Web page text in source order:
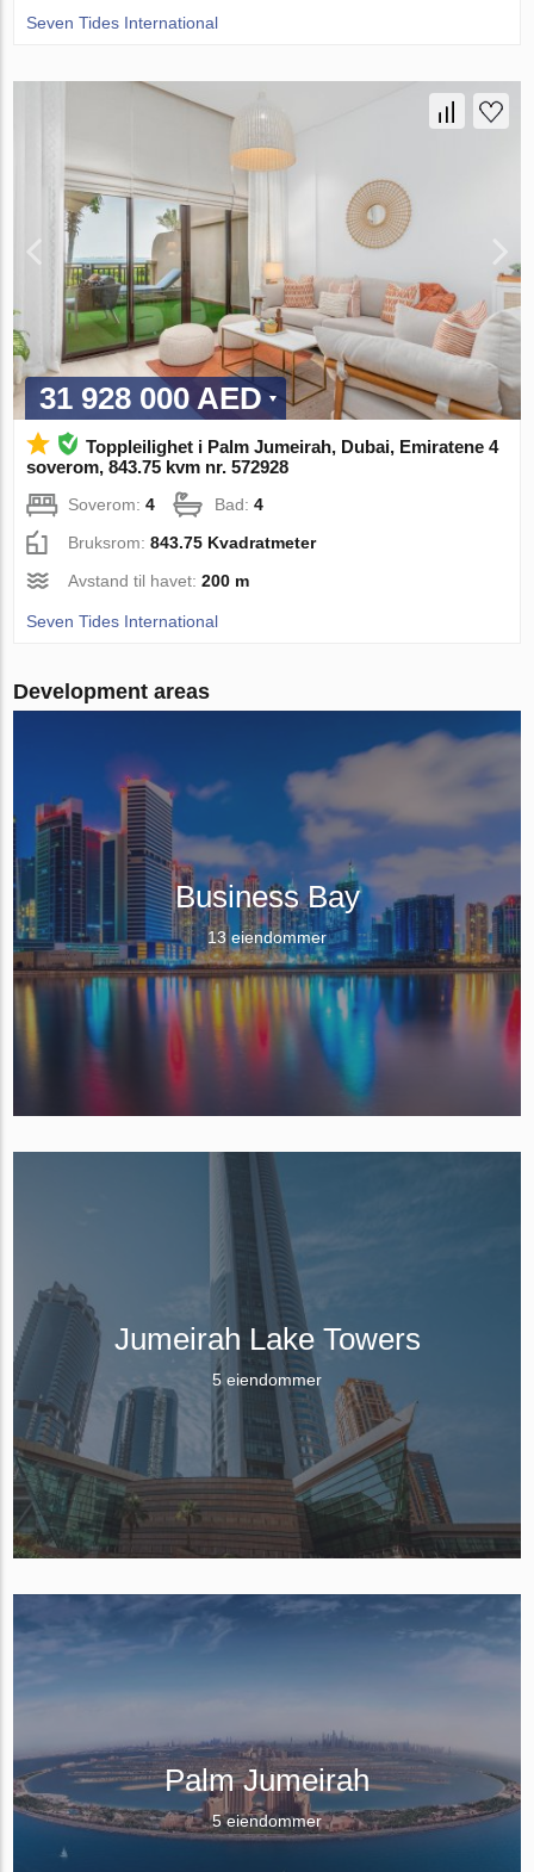
Seven Tides International
31 928 000 AED
Toppleilighet i Palm Jumeirah, Dubai, Emiratene 4
soverom, 843.75 kvm nr. 572928
Soverom:4 Bad:4
Bruksrom:843.75 Kvadratmeter
Avstand til havet:200 m
Seven Tides International
Development areas
Business Bay
13 eiendommer
Jumeirah Lake Towers
5 eiendommer
Palm Jumeirah
5 eiendommer